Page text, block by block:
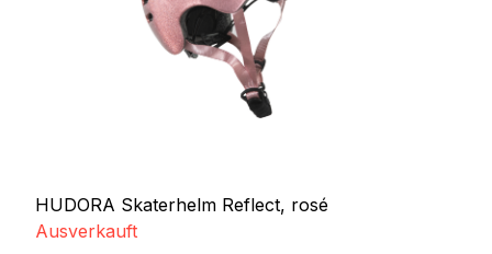
HUDORA Skaterhelm Reflect, rosé
Ausverkauft